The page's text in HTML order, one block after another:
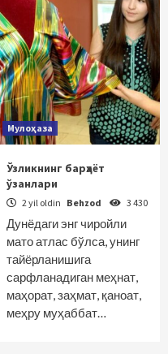
Мулоҳаза
Ўзликнинг барҳаёт
ўзанлари
2 yil oldin Behzod 3 430
Дунёдаги энг чиройли
мато атлас бўлса, унинг
тайёрланишига
сарфланадиган меҳнат,
маҳорат, заҳмат, қаноат,
меҳру муҳаббат…